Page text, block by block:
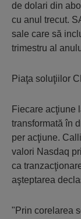
de dolari din
cu anul trecut.
sale care să
trimestru al
Piaţa soluţiilor
Fiecare acţiune
transformată în
per acţiune.
valori Nasdaq
ca
aşteptarea
"Prin corelarea